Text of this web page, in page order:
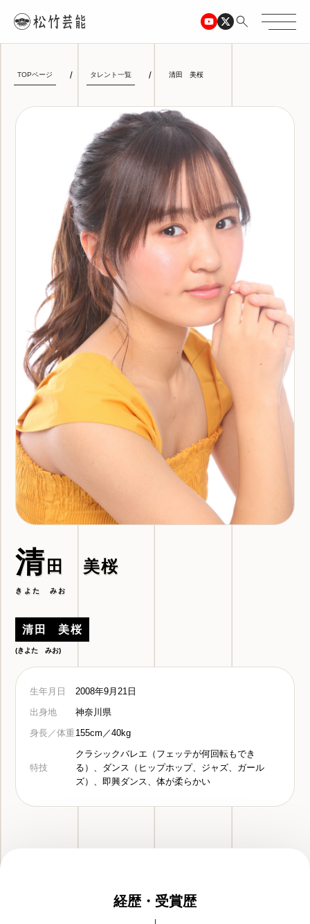
TOPページ タレント一覧 清田 美桜
清 田 美桜
きよた みお
清田 美桜
(きよた みお)
生年月日
2008年9月21日
出身地
神奈川県
身長／体重 155cm／40kg
特技
クラシックバレエ（フェッテが何回転もでき
る）、ダンス（ヒップホップ、ジャズ、ガール
ズ）、即興ダンス、体が柔らかい
経歴・受賞歴